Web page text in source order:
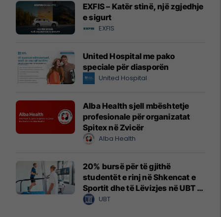
EXFIS – Katër stinë, një zgjedhje
e sigurt
EXFIS
United Hospital me pako
speciale për diasporën
United Hospital
Alba Health sjell mbështetje
profesionale për organizatat
Spitex në Zvicër
Alba Health
20% bursë për të gjithë
studentët e rinj në Shkencat e
Sportit dhe të Lëvizjes në UBT –
vendet janë të limituara
UBT